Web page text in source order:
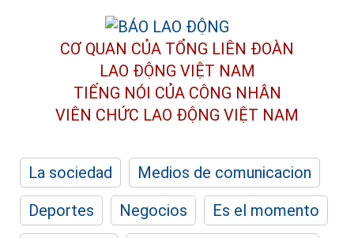
CƠ QUAN CỦA TỔNG LIÊN ĐOÀN
LAO ĐỘNG VIỆT NAM
TIẾNG NÓI CỦA CÔNG NHÂN
VIÊN CHỨC LAO ĐỘNG VIỆT NAM
La sociedad
Medios de comunicacion
Deportes
Negocios
Es el momento